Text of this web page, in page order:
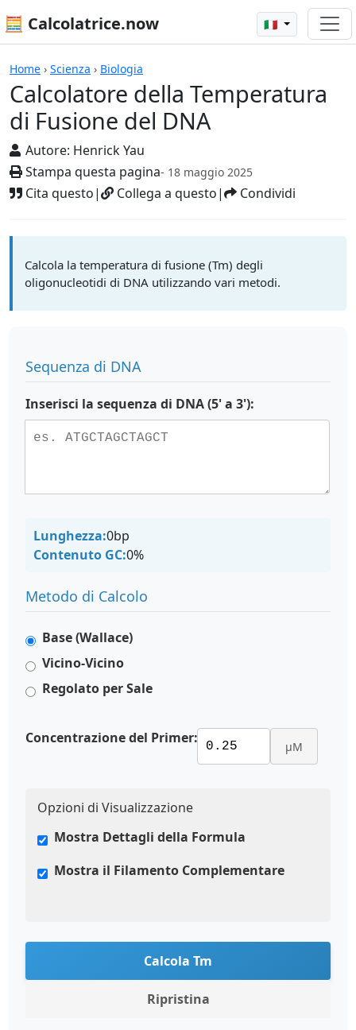
🧮 Calcolatrice.now 🇮🇹
Home › Scienza › Biologia
Calcolatore della Temperatura
di Fusione del DNA
Autore: Henrick Yau
Stampa questa pagina- 18 maggio 2025
Cita questo| Collega a questo| Condividi
Calcolatrici
Calcola la temperatura di fusione (Tm) degli
oligonucleotidi di DNA utilizzando vari metodi.
Sequenza di DNA
Inserisci la sequenza di DNA (5' a 3'):
Lunghezza:0bp
Contenuto GC:0%
Metodo di Calcolo
Base (Wallace)
Vicino-Vicino
Regolato per Sale
Concentrazione del Primer: μM
Opzioni di Visualizzazione
Mostra Dettagli della Formula
Mostra il Filamento Complementare
Calcola Tm
Ripristina